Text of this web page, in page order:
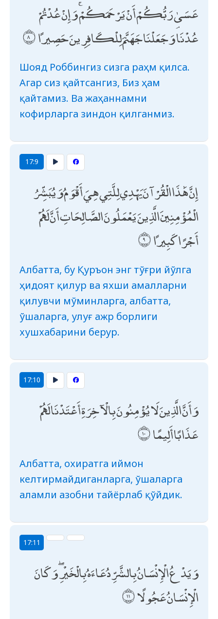
عَسَىٰ رَبُّكُمْ أَنْ يَرْحَمَكُمْ ۚ وَإِنْ عُدْتُمْ
عُدْنَا ۘ وَجَعَلْنَا جَهَنَّمَ لِلْكَافِرِينَ حَصِيرًا
Шояд Роббингиз сизга раҳм қилса.
Агар сиз қайтсангиз, Биз ҳам
қайтамиз. Ва жаҳаннамни
кофирларга зиндон қилганмиз.
17:9
إِنَّ هَٰذَا الْقُرْآنَ يَهْدِي لِلَّتِي هِيَ أَقْوَمُ وَيُبَشِّرُ
الْمُؤْمِنِينَ الَّذِينَ يَعْمَلُونَ الصَّالِحَاتِ أَنَّ لَهُمْ
أَجْرًا كَبِيرًا
Албатта, бу Қуръон энг тўғри йўлга
ҳидоят қилур ва яхши амалларни
қилувчи мўминларга, албатта,
ўшаларга, улуғ ажр борлиги
хушхабарини берур.
17:10
وَأَنَّ الَّذِينَ لَا يُؤْمِنُونَ بِالْآخِرَةِ أَعْتَدْنَا لَهُمْ
عَذَابًا أَلِيمًا
Албатта, охиратга иймон
келтирмайдиганларга, ўшаларга
аламли азобни тайёрлаб қўйдик.
17:11
وَيَدْعُ الْإِنْسَانُ بِالشَّرِّ دُعَاءَهُ بِالْخَيْرِ ۖ وَكَانَ
الْإِنْسَانُ عَجُولًا